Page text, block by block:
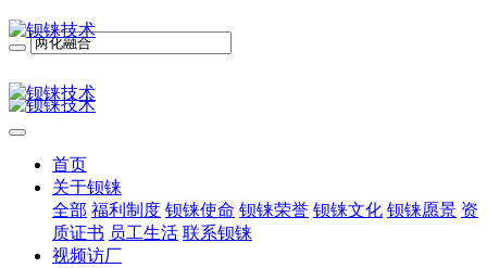
首页
关于钡铼
全部 福利制度 钡铼使命 钡铼荣誉 钡铼文化 钡铼愿景 资
质证书 员工生活 联系钡铼
视频访厂